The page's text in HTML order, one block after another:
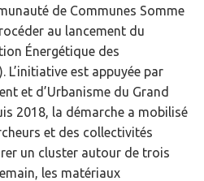
de Communes Somme
au lancement du
Énergétique des
L’initiative est appuyée par
et d’Urbanisme du Grand
2018, la démarche a mobilisé
et des collectivités
un cluster autour de trois
les matériaux